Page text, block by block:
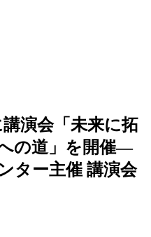
演会「未来に拓
の道」を開催―
ター主催 講演会